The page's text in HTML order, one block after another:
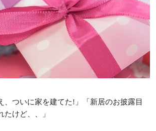
、ついに家を建てた!」「新居のお披露目
けど、、」